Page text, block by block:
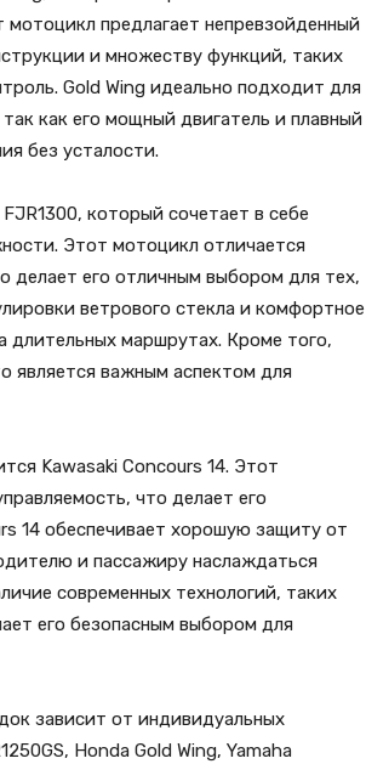
предлагает непревзойденный
и множеству функций, таких
Gold Wing идеально подходит для
как его мощный двигатель и плавный
без усталости.
который сочетает в себе
Этот мотоцикл отличается
делает его отличным выбором для тех,
ветрового стекла и комфортное
длительных маршрутах. Кроме того,
является важным аспектом для
Kawasaki Concours 14. Этот
что делает его
14 обеспечивает хорошую защиту от
и пассажиру наслаждаться
современных технологий, таких
его безопасным выбором для
зависит от индивидуальных
Honda Gold Wing, Yamaha